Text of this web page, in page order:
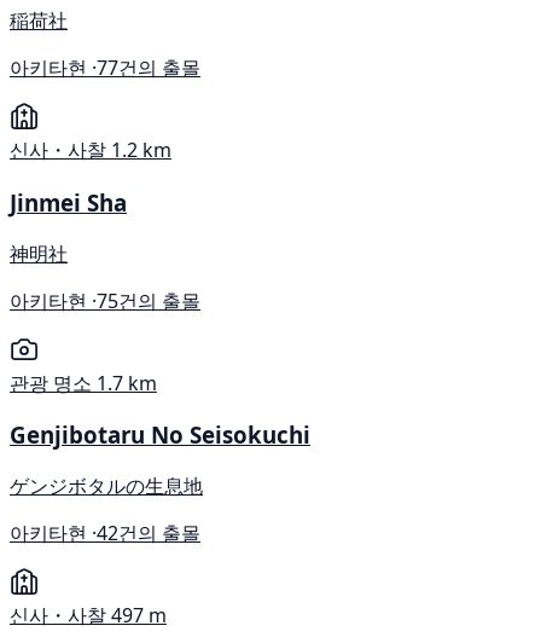
稲荷社
아키타현 ·77건의 출몰
신사・사찰 1.2 km
Jinmei Sha
神明社
아키타현 ·75건의 출몰
관광 명소 1.7 km
Genjibotaru No Seisokuchi
ゲンジボタルの生息地
아키타현 ·42건의 출몰
신사・사찰497 m